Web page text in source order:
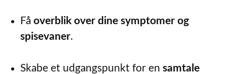
Få overblik over dine symptomer og
spisevaner.
Skabe et udgangspunkt for en samtale